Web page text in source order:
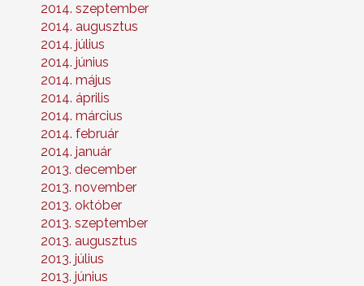
2014. szeptember
2014. augusztus
2014. július
2014. június
2014. május
2014. április
2014. március
2014. február
2014. január
2013. december
2013. november
2013. október
2013. szeptember
2013. augusztus
2013. július
2013. június